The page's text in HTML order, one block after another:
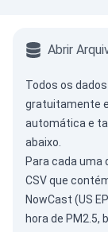
Abrir
Todos os
gratuitamente
automática e
abaixo.
Para cada uma
CSV que
NowCast (US
hora de PM2.5,